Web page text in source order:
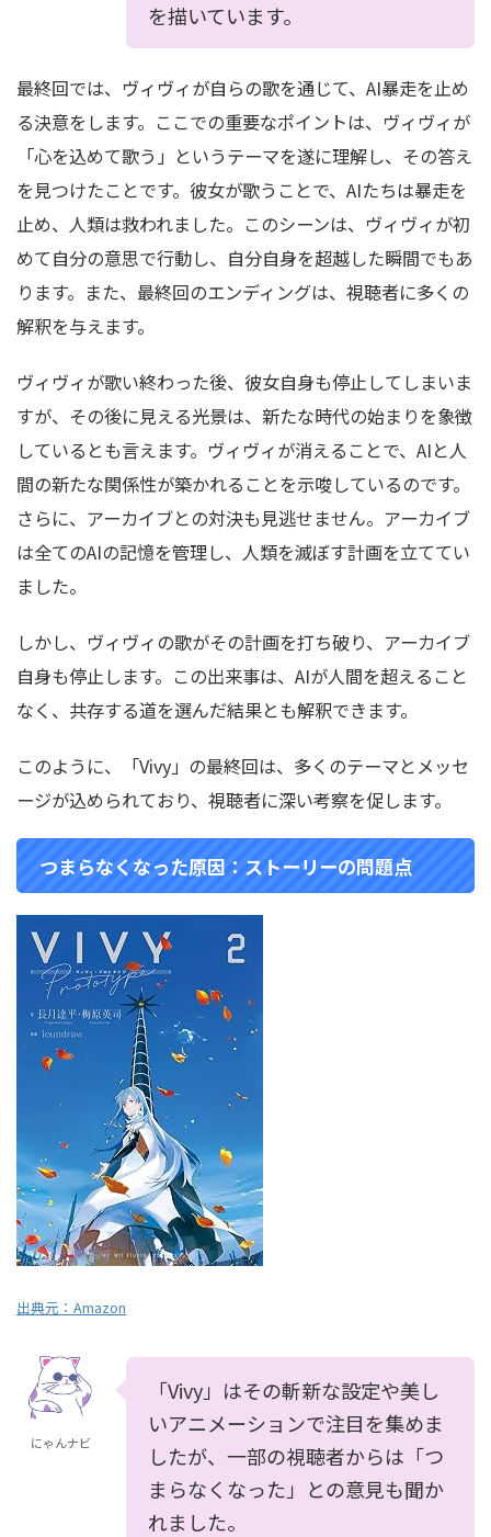
を描いています。
最終回では、ヴィヴィが自らの歌を通じて、AI暴走を止め
る決意をします。ここでの重要なポイントは、ヴィヴィが
「心を込めて歌う」というテーマを遂に理解し、その答え
を見つけたことです。彼女が歌うことで、AIたちは暴走を
止め、人類は救われました。このシーンは、ヴィヴィが初
めて自分の意思で行動し、自分自身を超越した瞬間でもあ
ります。また、最終回のエンディングは、視聴者に多くの
解釈を与えます。
ヴィヴィが歌い終わった後、彼女自身も停止してしまいま
すが、その後に見える光景は、新たな時代の始まりを象徴
しているとも言えます。ヴィヴィが消えることで、AIと人
間の新たな関係性が築かれることを示唆しているのです。
さらに、アーカイブとの対決も見逃せません。アーカイブ
は全てのAIの記憶を管理し、人類を滅ぼす計画を立ててい
ました。
しかし、ヴィヴィの歌がその計画を打ち破り、アーカイブ
自身も停止します。この出来事は、AIが人間を超えること
なく、共存する道を選んだ結果とも解釈できます。
このように、「Vivy」の最終回は、多くのテーマとメッセ
ージが込められており、視聴者に深い考察を促します。
つまらなくなった原因：ストーリーの問題点
出典元： Amazon
にゃんナビ
「Vivy」はその斬新な設定や美し
いアニメーションで注目を集めま
したが、一部の視聴者からは「つ
まらなくなった」との意見も聞か
れました。